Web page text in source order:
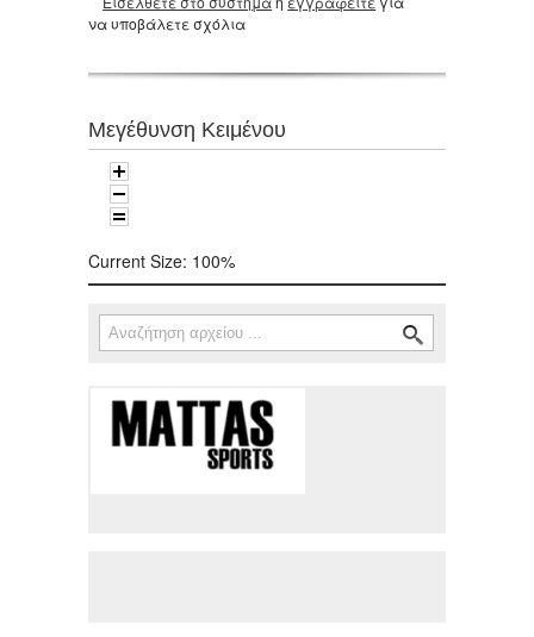
να υποβάλετε σχόλια
Μεγέθυνση Κειμένου
Current Size: 100%
Φόρμα αναζήτησης
Αναζήτηση